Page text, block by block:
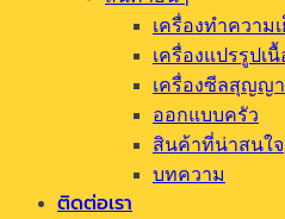
ออกแบบครัว
สินค้าที่น่าสนใจ
บทความ